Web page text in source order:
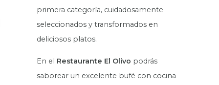
primera categoría, cuidadosamente
seleccionados y transformados en
deliciosos platos.
En el Restaurante El Olivo podrás
saborear un excelente bufé con cocina